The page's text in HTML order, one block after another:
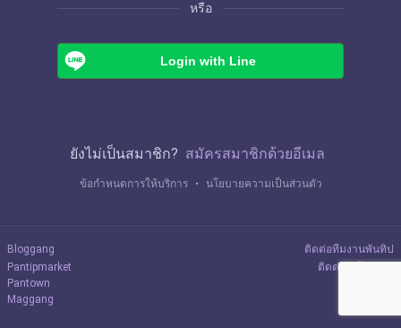
หรือ
Login with Line
ยังไม่เป็นสมาชิก? สมัครสมาชิกด้วยอีเมล
ข้อกำหนดการให้บริการ ・ นโยบายความเป็นส่วนตัว
Bloggang
Pantipmarket
Pantown
Maggang
ติดต่อทีมงานพันทิป
ติดต่อลงโฆษณา